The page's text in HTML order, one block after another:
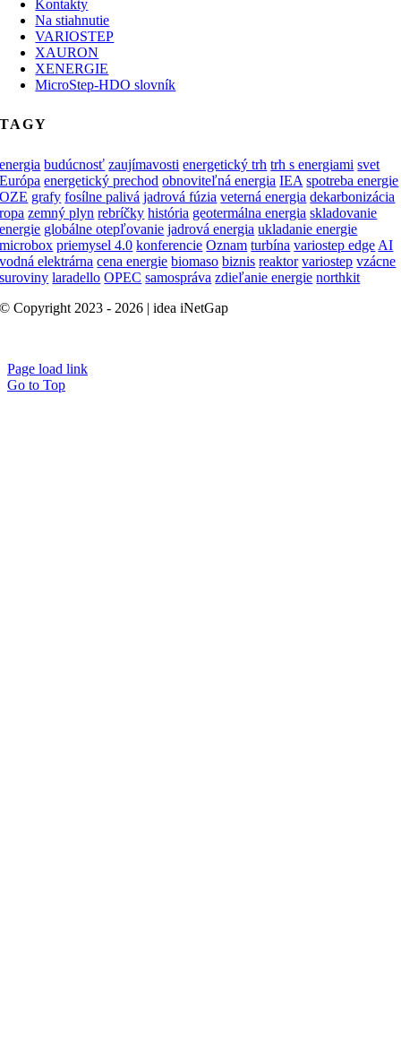
Kontakty
Na stiahnutie
VARIOSTEP
XAURON
XENERGIE
MicroStep-HDO slovník
TAGY
energia budúcnosť zaujímavosti energetický trh trh s energiami svet
Európa energetický prechod obnoviteľná energia IEA spotreba energie
OZE grafy fosílne palivá jadrová fúzia veterná energia dekarbonizácia
ropa zemný plyn rebríčky história geotermálna energia skladovanie
energie globálne otepľovanie jadrová energia ukladanie energie
microbox priemysel 4.0 konferencie Oznam turbína variostep edge AI
vodná elektrárna cena energie biomaso biznis reaktor variostep vzácne
suroviny laradello OPEC samospráva zdieľanie energie northkit
© Copyright 2023 - 2026 | idea iNetGap
Page load link
Go to Top